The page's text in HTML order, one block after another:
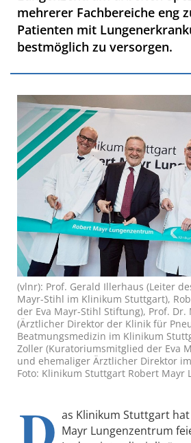
mehrerer Fachbereiche eng
Patienten mit
bestmöglich zu versorgen.
(vlnr): Prof. Gerald Illerhaus (Leiter
Mayr-Stihl im Klinikum Stuttgart),
der Eva Mayr-Stihl Stiftung), Prof. Dr.
(Ärztlicher Direktor der Klinik für
Beatmungsmedizin im Klinikum
Zoller (Kuratoriumsmitglied der Eva
und ehemaliger Ärztlicher Direktor
Foto: Klinikum Stuttgart Robert Mayr
as Klinikum Stuttgart
Mayr Lungenzentrum